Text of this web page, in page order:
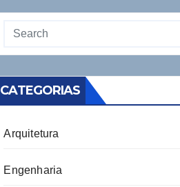
CATEGORIAS
Arquitetura
Engenharia